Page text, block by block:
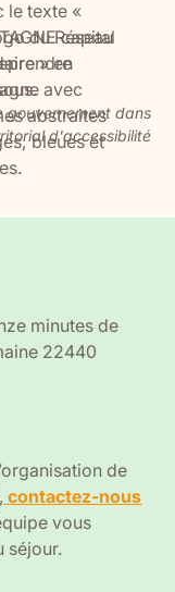
dans
d'accessibilité
minutes de
22440
de
contactez-nous
vous
séjour.